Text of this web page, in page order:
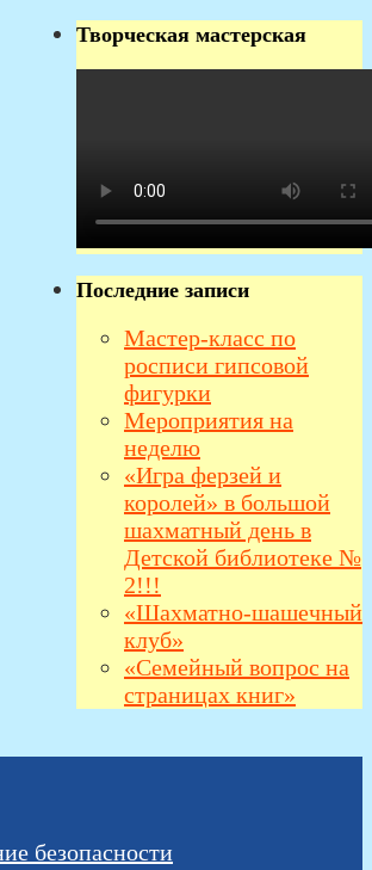
Творческая мастерская
Последние записи
Мастер-класс по
росписи гипсовой
фигурки
Мероприятия на
неделю
«Игра ферзей и
королей» в большой
шахматный день в
Детской библиотеке №
2!!!
«Шахматно-шашечный
клуб»
«Семейный вопрос на
страницах книг»
безопасности